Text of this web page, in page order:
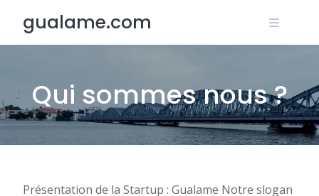
content
gualame.com
Qui sommes nous ?
Présentation de la Startup : Gualame Notre slogan